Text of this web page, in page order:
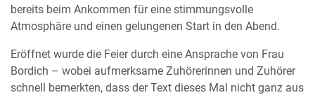
bereits beim Ankommen für eine stimmungsvolle
Atmosphäre und einen gelungenen Start in den Abend.
Eröffnet wurde die Feier durch eine Ansprache von Frau
Bordich – wobei aufmerksame Zuhörerinnen und Zuhörer
schnell bemerkten, dass der Text dieses Mal nicht ganz aus